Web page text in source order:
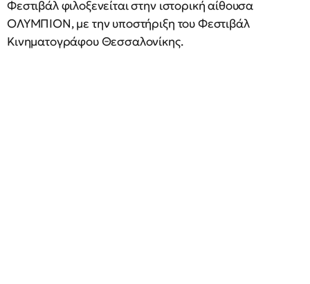
Φεστιβάλ φιλοξενείται στην ιστορική αίθουσα
ΟΛΥΜΠΙΟΝ, με την υποστήριξη του Φεστιβάλ
Κινηματογράφου Θεσσαλονίκης.